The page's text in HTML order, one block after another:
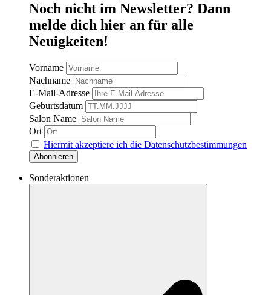
Noch nicht im Newsletter? Dann
melde dich hier an für alle
Neuigkeiten!
Vorname
Nachname
E-Mail-Adresse
Geburtsdatum
Salon Name
Ort
Hiermit akzeptiere ich die Datenschutzbestimmungen
Sonderaktionen